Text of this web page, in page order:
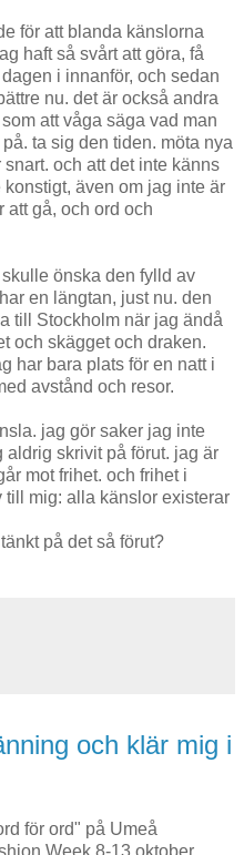
för att blanda känslorna
haft så svårt att göra, få
i innanför, och sedan
nu. det är också andra
att våga säga vad man
ta sig den tiden. möta nya
och att det inte känns
även om jag inte är
att gå, och ord och
önska den fylld av
en längtan, just nu. den
till Stockholm när jag ändå
och skägget och draken.
har bara plats för en natt i
avstånd och resor.
jag gör saker jag inte
aldrig skrivit på förut. jag är
mot frihet. och frihet i
till mig: alla känslor existerar
på det så förut?
och klär mig i
för ord" på Umeå
Week 8-13 oktober